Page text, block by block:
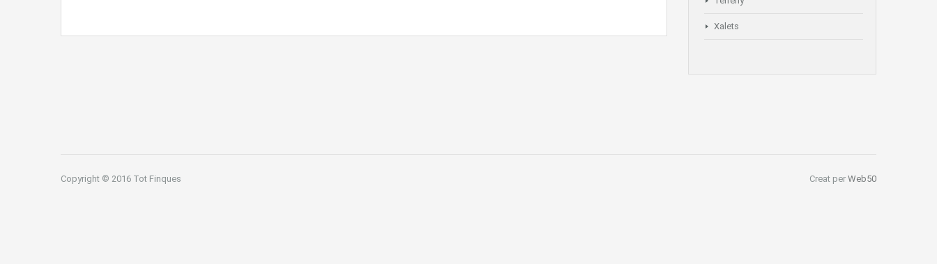
Xalets
Copyright © 2016 Tot Finques Creat per Web50